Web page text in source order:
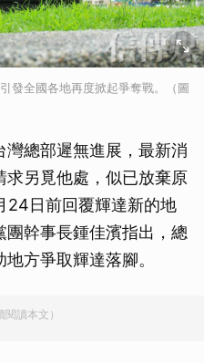
發全國各地再度掀起爭奪戰。（圖
總部遲無進展，最新消
求另覓他處，似已放棄原
24日前回覆輝達新的地
幹事長鍾佳濱指出，總
方爭取輝達落腳。
讀本文）